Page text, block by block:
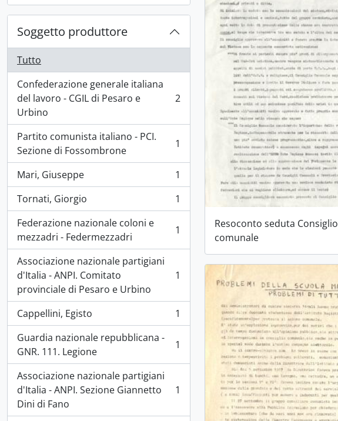
Soggetto produttore
Tutto
Confederazione generale italiana
del lavoro - CGIL di Pesaro e
Urbino
, 2 risultati 2
Partito comunista italiano - PCI.
Sezione di Fossombrone
, 1 risultati 1
Mari, Giuseppe
, 1 risultati
1
Tornati, Giorgio
, 1 risultati
1
Federazione nazionale coloni e
mezzadri - Federmezzadri
, 1 risultati 1
Associazione nazionale partigiani
d'Italia - ANPI. Comitato
provinciale di Pesaro e Urbino
, 1 risultati 1
Cappellini, Egisto
, 1 risultati
1
Guardia nazionale repubblicana -
GNR. 111. Legione
, 1 risultati 1
Associazione nazionale partigiani
d'Italia - ANPI. Sezione Giannetto
Dini di Fano
, 1 risultati 1
Resoconto seduta Consiglio
comunale